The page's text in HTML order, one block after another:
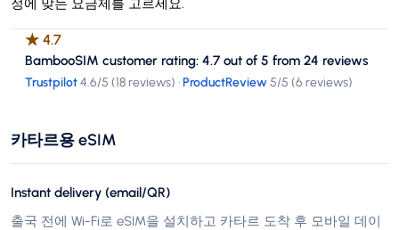
정에 맞는 요금제를 고르세요.
★ 4.7
BambooSIM customer rating: 4.7 out of 5 from 24 reviews
Trustpilot4.6/5 (18 reviews) ·ProductReview5/5 (6 reviews)
카타르용 eSIM
Instant delivery (email/QR)
출국 전에 Wi-Fi로 eSIM을 설치하고 카타르 도착 후 모바일 데이